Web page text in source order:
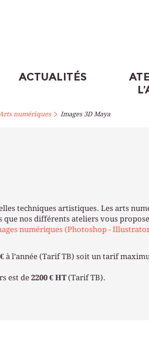
ACTUALITÉS
numériques> Images 3D Maya
techniques artistiques. Les arts
nos différents ateliers vous
numériques (Photoshop -
à l’année (Tarif TB) soit un tarif
est de 2200 € HT(Tarif TB).